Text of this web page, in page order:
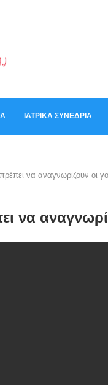
ΙΑΤΡΙΚΆ ΣΥΝΈΔΡΙΑ
να αναγνωρίζουν οι
να